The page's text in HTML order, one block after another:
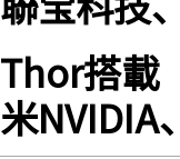
Thor搭載
米NVIDIA